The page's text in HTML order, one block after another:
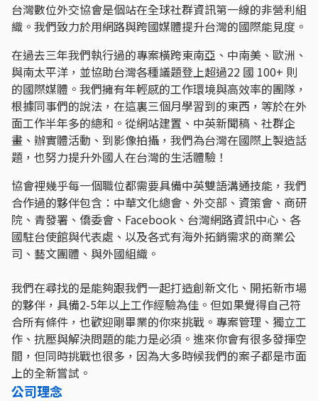
台灣數位外交協會是個站在全球社群資訊第一線的非營利組
織。我們致力於用網路與跨國媒體提升台灣的國際能見度。
在過去三年我們執行過的專案橫跨東南亞、中南美、歐洲、
與南太平洋，並協助台灣各種議題登上超過22 國 100+ 則
的國際媒體。我們擁有年輕感的工作環境與高效率的團隊，
根據同事們的說法，在這裏三個月學習到的東西，等於在外
面工作半年多的總和。從網站建置、中英新聞稿、社群企
畫、辦實體活動、到影像拍攝，我們為台灣在國際上製造話
題，也努力提升外國人在台灣的生活體驗！
協會裡幾乎每一個職位都需要具備中英雙語溝通技能，我們
合作過的夥伴包含：中華文化總會、外交部、資策會、商研
院、青發署、僑委會、Facebook、台灣網路資訊中心、各
國駐台使館與代表處、以及各式有海外拓銷需求的商業公
司、藝文團體、與外國組織。
我們在尋找的是能夠跟我們一起打造創新文化、開拓新市場
的夥伴，具備2-5年以上工作經驗為佳。但如果覺得自己符
合所有條件，也歡迎剛畢業的你來挑戰。專案管理、獨立工
作、抗壓與解決問題的能力是必須。進來你會有很多發揮空
間，但同時挑戰也很多，因為大多時候我們的案子都是市面
上的全新嘗試。
公司理念